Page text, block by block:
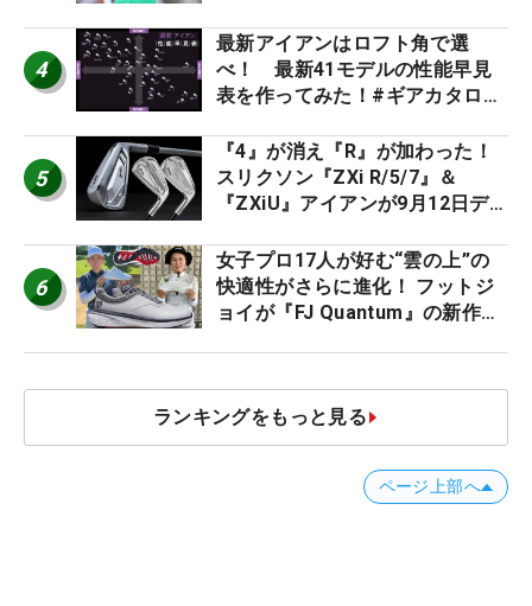
ー』 #女子プロセッティング
4
最新アイアンはロフト角で選
べ！ 最新41モデルの性能早見
表を作ってみた！#ギアカタログ
5
『4』が消え『R』が加わった！
スリクソン『ZXi R/5/7』＆
『ZXiU』アイアンが9月12日デ
6
女子プロ17人が好む“雲の上”の
快適性がさらに進化！ フットジ
ョイが『FJ Quantum』の新作を
ランキングをもっと見る
ページ上部へ